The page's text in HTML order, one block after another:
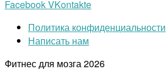
FacebookVKontakte
Политика конфиденциальности
Написать нам
Фитнес для мозга2026